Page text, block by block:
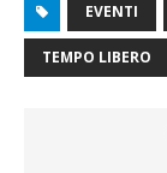
EVENTI
TEMPO LIBERO